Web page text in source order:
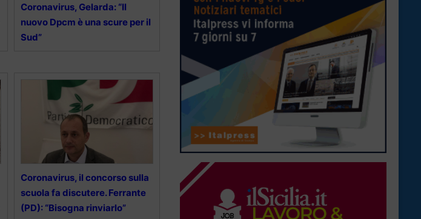
Coronavirus, Gelarda: “Il
nuovo Dpcm è una scure per il
Sud”
Coronavirus, il concorso sulla
scuola fa discutere. Ferrante
(PD): “Bisogna rinviarlo”